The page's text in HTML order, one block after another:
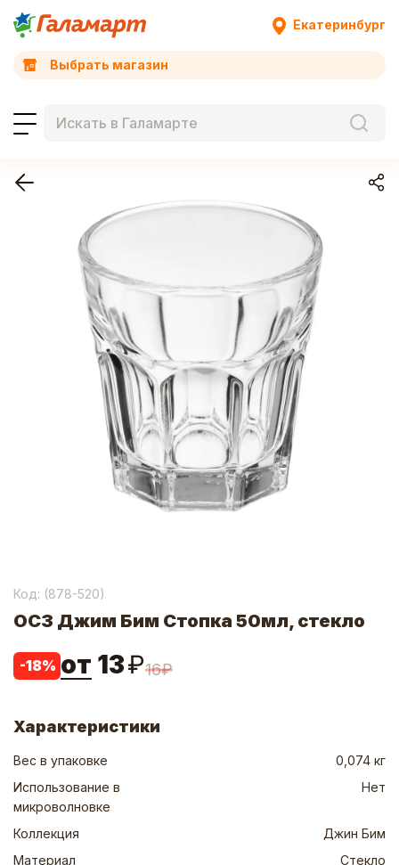
Екатеринбург
Выбрать магазин
Код: (878-520)
ОСЗ Джим Бим Стопка 50мл, стекло
-18% от 13₽16₽
Характеристики
Вес в упаковке
0,074 кг
Использование в
микроволновке
Нет
Коллекция
Джин Бим
Материал
Стекло